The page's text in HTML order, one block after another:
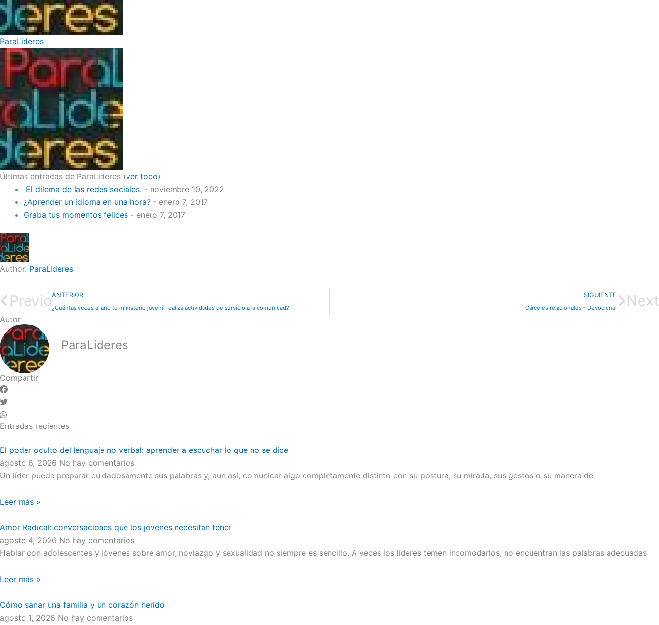
ParaLideres
Últimas entradas de ParaLideres (ver todo)
El dilema de las redes sociales. - noviembre 10, 2022
¿Aprender un idioma en una hora? - enero 7, 2017
Graba tus momentos felices - enero 7, 2017
Author: ParaLideres
PrevioANTERIOR
¿Cuántas veces al año tu ministerio juvenil realiza actividades de servicio a la comunidad?
SIGUIENTE
Cárceles relacionales – Devocional Next
Autor
ParaLideres
Compartir
Entradas recientes
El poder oculto del lenguaje no verbal: aprender a escuchar lo que no se dice
agosto 6, 2026 No hay comentarios
Un líder puede preparar cuidadosamente sus palabras y, aun así, comunicar algo completamente distinto con su postura, su mirada, sus gestos o su manera de
Leer más »
Amor Radical: conversaciones que los jóvenes necesitan tener
agosto 4, 2026 No hay comentarios
Hablar con adolescentes y jóvenes sobre amor, noviazgo y sexualidad no siempre es sencillo. A veces los líderes temen incomodarlos, no encuentran las palabras adecuadas
Leer más »
Cómo sanar una familia y un corazón herido
agosto 1, 2026 No hay comentarios